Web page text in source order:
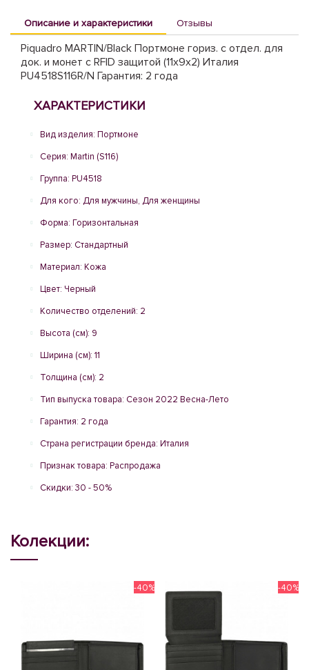
Описание и характеристики Отзывы
Piquadro MARTIN/Black Портмоне гориз. с отдел. для
док. и монет с RFID защитой (11x9x2) Италия
PU4518S116R/N Гарантия: 2 года
ХАРАКТЕРИСТИКИ
Вид изделия: Портмоне
Серия: Martin (S116)
Группа: PU4518
Для кого: Для мужчины, Для женщины
Форма: Горизонтальная
Размер: Стандартный
Материал: Кожа
Цвет: Черный
Количество отделений: 2
Высота (см): 9
Ширина (см): 11
Толщина (см): 2
Тип выпуска товара: Сезон 2022 Весна-Лето
Гарантия: 2 года
Страна регистрации бренда: Италия
Признак товара: Распродажа
Скидки: 30 - 50%
Колекции:
-40% -40%